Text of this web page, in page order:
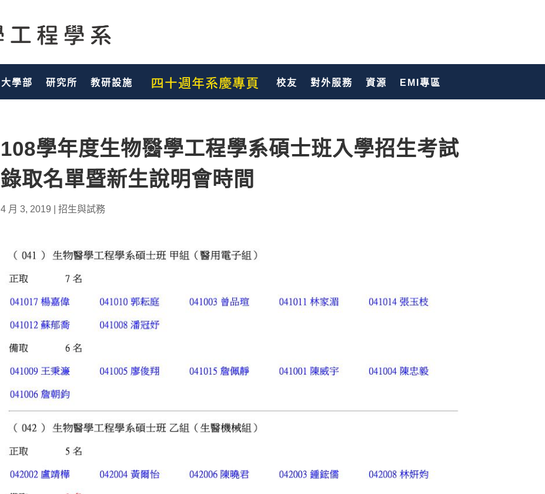
大學部 研究所 教研設施 校友 對外服務 資源 EMI專區
108學年度生物醫學工程學系碩士班入學招生考試
錄取名單暨新生說明會時間
4 月 3, 2019 招生與試務